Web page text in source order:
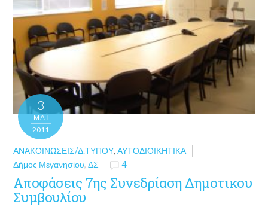
3
ΜΑΪ́
2011
ΑΝΑΚΟΙΝΏΣΕΙΣ/Δ.ΤΎΠΟΥ,ΑΥΤΟΔΙΟΙΚΗΤΙΚΆ
Δήμος Μεγανησίου,ΔΣ 4
Αποφάσεις 7ης Συνεδρίαση Δημοτικου
Συμβουλίου